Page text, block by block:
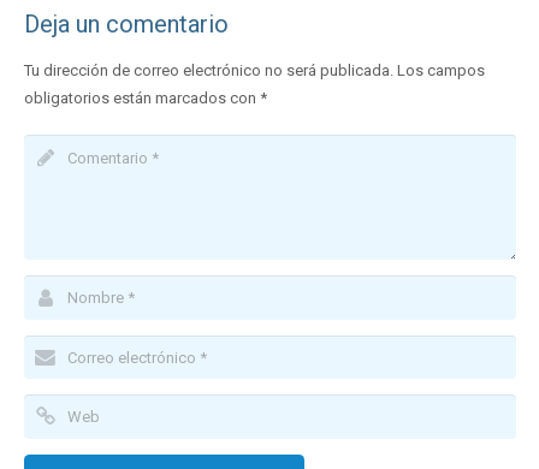
Deja un comentario
Tu dirección de correo electrónico no será publicada. Los campos
obligatorios están marcados con *